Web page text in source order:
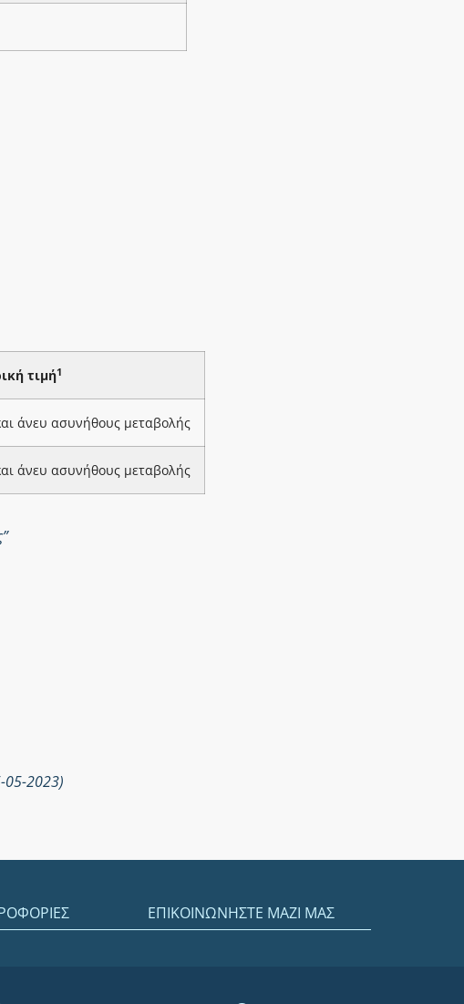
τιμή1
άνευ ασυνήθους μεταβολής
άνευ ασυνήθους μεταβολής
05-2023)
ΕΠΙΚΟΙΝΩΝΗΣΤΕ ΜΑΖΙ ΜΑΣ